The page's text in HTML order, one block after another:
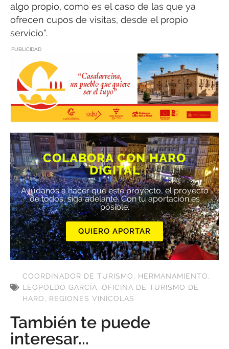
algo propio, como es el caso de las que ya
ofrecen cupos de visitas, desde el propio
servicio”.
PUBLICIDAD
COLABORA CON HARO
DIGITAL
Ayúdanos a hacer que este proyecto, el proyecto
de todos, siga adelante. Con tu aportación es
posible.
QUIERO APORTAR
COORDINADOR DE TURISMO, HERMANAMIENTO,
LEOPOLDO GARCÍA, OFICINA DE TURISMO DE
HARO, REGIONES VINÍCOLAS
También te puede
interesar...